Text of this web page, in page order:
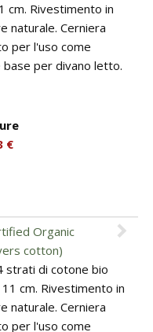
cm. Rivestimento in
naturale. Cerniera
per l'uso come
per divano letto.
€
Organic
cotton)
strati di cotone bio
cm. Rivestimento in
naturale. Cerniera
per l'uso come